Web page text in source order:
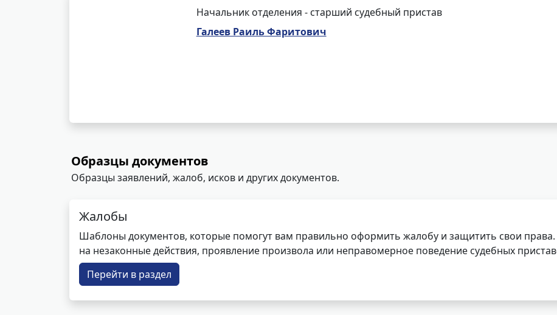
Начальник отделения - старший судебный пристав
Галеев Раиль Фаритович
Образцы документов
Образцы заявлений, жалоб, исков и других документов.
Жалобы
Шаблоны документов, которые помогут вам правильно оформить жалобу и защитить свои
на незаконные действия, проявление произвола или неправомерное поведение судебных
Перейти в раздел